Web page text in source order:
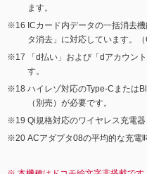
ます。
ICカード内データの一括消去
タ消去」に対応しています。
「d払い」および「dアカウン
す。
ハイレゾ対応のType-Cまたは
（別売）が必要です。
Qi規格対応のワイヤレス充電器
ACアダプタ08の平均的な充電